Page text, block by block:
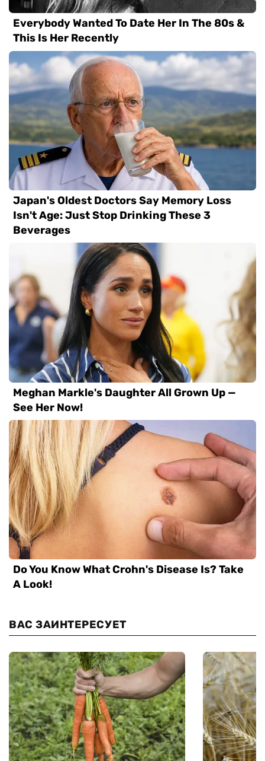
ВАС ЗАИНТЕРЕСУЕТ